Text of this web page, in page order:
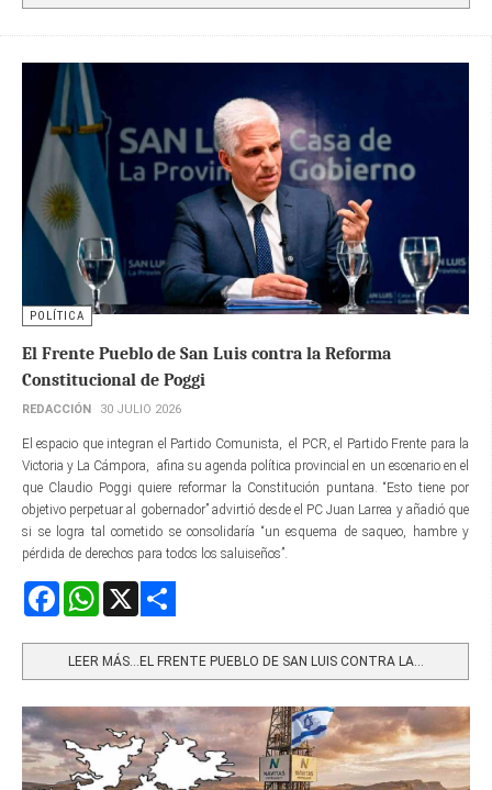
POLÍTICA
El Frente Pueblo de San Luis contra la Reforma
Constitucional de Poggi
REDACCIÓN 30 JULIO 2026
El espacio que integran el Partido Comunista, el PCR, el Partido Frente para la
Victoria y La Cámpora, afina su agenda política provincial en un escenario en el
que Claudio Poggi quiere reformar la Constitución puntana. “Esto tiene por
objetivo perpetuar al gobernador” advirtió desde el PC Juan Larrea y añadió que
si se logra tal cometido se consolidaría “un esquema de saqueo, hambre y
pérdida de derechos para todos los saluiseños”.
FacebookWhatsApp
LEER MÁS…EL FRENTE PUEBLO DE SAN LUIS CONTRA LA...